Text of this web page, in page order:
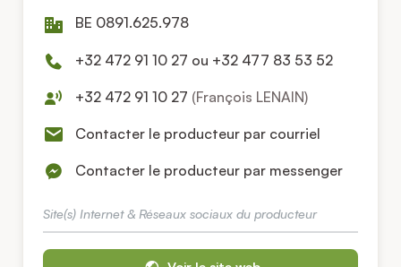
BE 0891.625.978
+32 472 91 10 27 ou +32 477 83 53 52
+32 472 91 10 27 (François LENAIN)
Contacter le producteur par courriel
Contacter le producteur par messenger
Site(s) Internet & Réseaux sociaux du producteur